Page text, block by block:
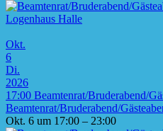
Okt.
6
Di.
2026
17:00 Beamtenrat/Bruderabend/
Beamtenrat/Bruderabend/
Okt. 6 um 17:00 – 23:00